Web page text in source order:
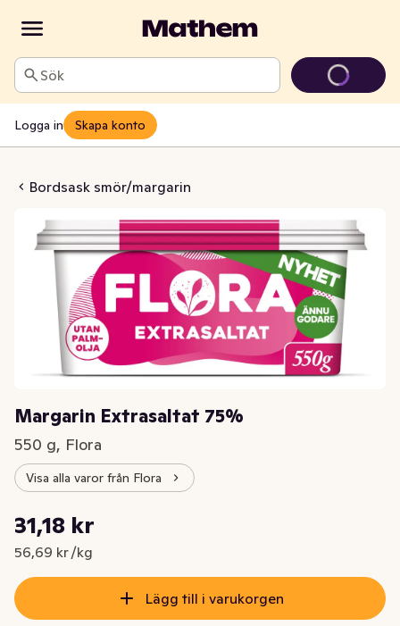
Sök
Logga in Skapa konto
Bordsask smör/margarin
75%
Margarin Extrasaltat 75%
550 g, Flora
Visa alla varor från Flora
Nuvarande pris är: 31,18 kr
31,18 kr
56,69 kr /kg
Styckpris: 56,69 kr /kg
Lägg till i varukorgen